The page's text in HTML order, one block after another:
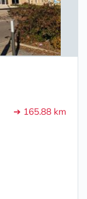
➔ 165.88 km